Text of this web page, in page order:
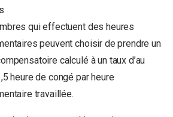
qui effectuent des heures
peuvent choisir de prendre un
calculé à un taux d’au
heure de congé par heure
travaillée.